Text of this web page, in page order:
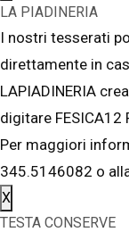
LA PIADINERIA
I nostri tesserati
direttamente in
LAPIADINERIA
digitare FESICA12
Per maggiori
345.5146082 o
X
TESTA CONSERVE